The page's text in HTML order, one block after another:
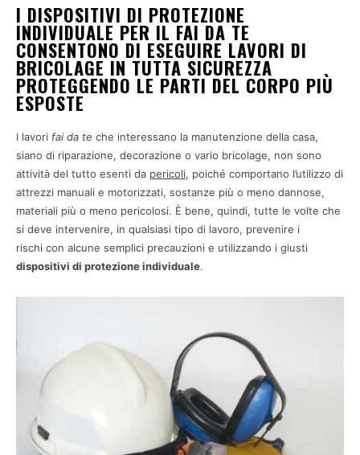
I DISPOSITIVI DI PROTEZIONE
INDIVIDUALE PER IL FAI DA TE
CONSENTONO DI ESEGUIRE LAVORI DI
BRICOLAGE IN TUTTA SICUREZZA
PROTEGGENDO LE PARTI DEL CORPO PIÙ
ESPOSTE
I lavori fai da te che interessano la manutenzione della casa,
siano di riparazione, decorazione o vario bricolage, non sono
attività del tutto esenti da pericoli, poiché comportano l’utilizzo di
attrezzi manuali e motorizzati, sostanze più o meno dannose,
materiali più o meno pericolosi. È bene, quindi, tutte le volte che
si deve intervenire, in qualsiasi tipo di lavoro, prevenire i
rischi con alcune semplici precauzioni e utilizzando i giusti
dispositivi di protezione individuale.